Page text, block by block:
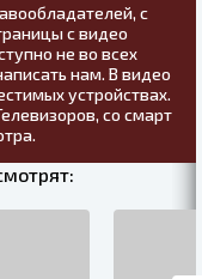
с
с видео
не во всех
нам. В видео
устройствах.
со смарт